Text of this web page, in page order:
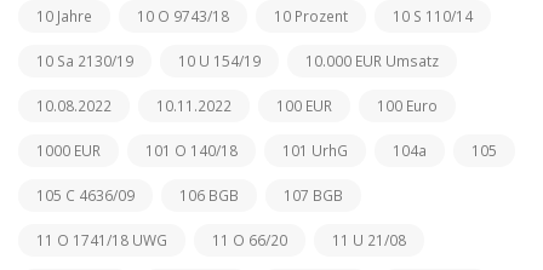
10 Jahre 10 O 9743/18 10 Prozent 10 S 110/14
10 Sa 2130/19 10 U 154/19 10.000 EUR Umsatz
10.08.2022 10.11.2022 100 EUR 100 Euro
1000 EUR 101 O 140/18 101 UrhG 104a 105
105 C 4636/09 106 BGB 107 BGB
11 O 1741/18 UWG 11 O 66/20 11 U 21/08